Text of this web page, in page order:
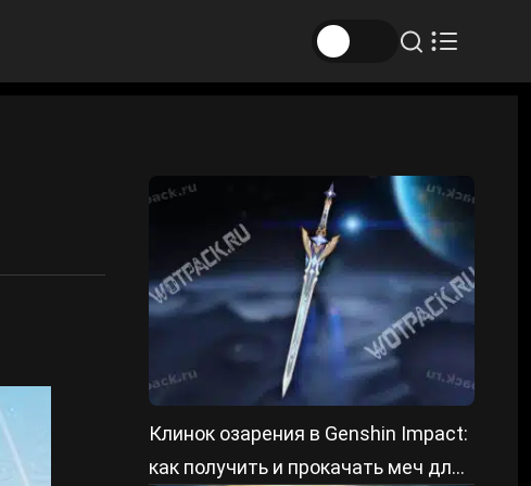
Клинок озарения в Genshin Impact:
как получить и прокачать меч для